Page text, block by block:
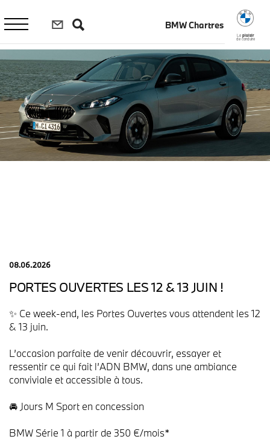
contenu
principal
BMW Chartres
Le plaisir
de conduire
08.06.2026
PORTES OUVERTES LES 12 & 13 JUIN !
✨ Ce week-end, les Portes Ouvertes vous attendent les 12
& 13 juin.
L’occasion parfaite de venir découvrir, essayer et
ressentir ce qui fait l’ADN BMW, dans une ambiance
conviviale et accessible à tous.
🚘 Jours M Sport en concession
BMW Série 1 à partir de 350 €/mois*